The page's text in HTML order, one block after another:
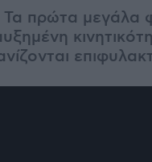
πρώτα μεγάλα